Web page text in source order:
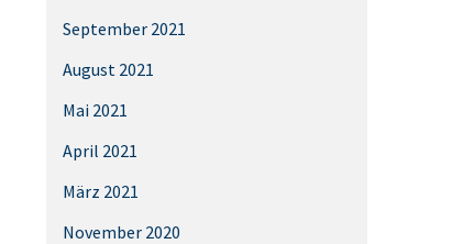
September 2021
August 2021
Mai 2021
April 2021
März 2021
November 2020